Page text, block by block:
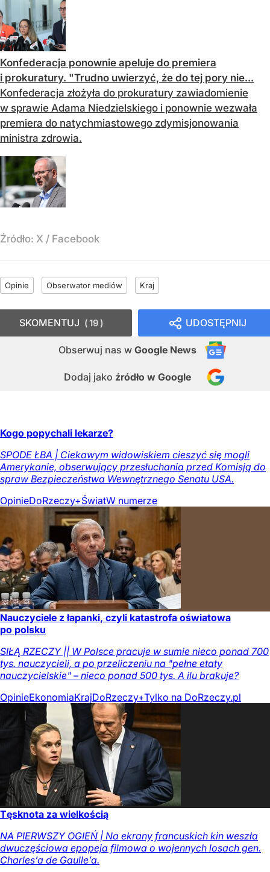
Konfederacja ponownie apeluje do premiera
i prokuratury. "Trudno uwierzyć, że do tej pory nie...
Konfederacja złożyła do prokuratury zawiadomienie
w sprawie Adama Niedzielskiego i ponownie wezwała
premiera do natychmiastowego zdymisjonowania
ministra zdrowia.
Źródło: X / Facebook
Opinie Obserwator mediów Kraj
UDOSTĘPNIJ
Obserwuj nas w Google News
Dodaj jako źródło w Google
SKOMENTUJ 19
Kogo popychali lekarze?
SPODE ŁBA | Ciekawym widowiskiem cieszyć się mogli
Amerykanie, obserwujący przesłuchania przed Komisją do
spraw Bezpieczeństwa Wewnętrznego Senatu USA.
OpinieDoRzeczy+ŚwiatW numerze
Nauczyciele z łapanki, czyli katastrofa oświatowa
po polsku
SIŁĄ RZECZY || W Polsce pracuje w sumie nieco ponad 700
tys. nauczycieli, a po przeliczeniu na "pełne etaty
nauczycielskie" – nieco ponad 500 tys. A ilu brakuje?
OpinieEkonomiaKrajDoRzeczy+Tylko na DoRzeczy.pl
Tęsknota za wielkością
NA PIERWSZY OGIEŃ | Na ekrany francuskich kin weszła
dwuczęściowa epopeja filmowa o wojennych losach gen.
Charles’a de Gaulle’a.